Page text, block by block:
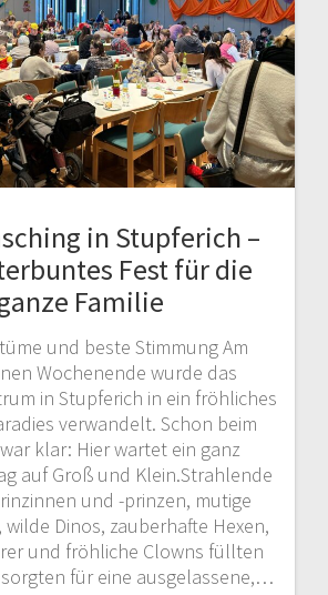
in Stupferich –
Fest für die
Familie
und beste Stimmung Am
Wochenende wurde das
in Stupferich in ein fröhliches
verwandelt. Schon beim
klar: Hier wartet ein ganz
auf Groß und Klein.Strahlende
und -prinzen, mutige
Dinos, zauberhafte Hexen,
und fröhliche Clowns füllten
für eine ausgelassene,…